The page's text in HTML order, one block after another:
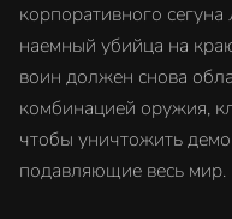
корпоративного
наемный убийца на
воин должен снова
комбинацией оружия,
чтобы уничтожить
подавляющие весь мир.